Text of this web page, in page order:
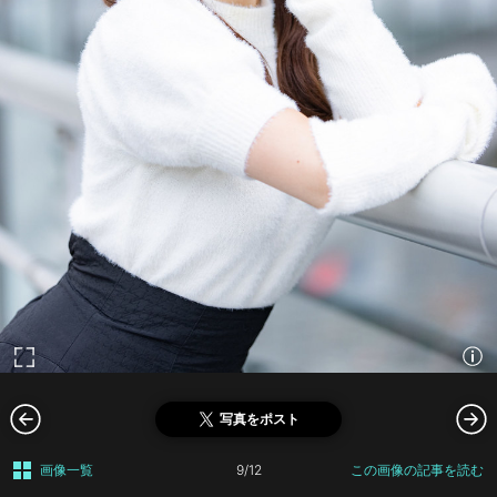
写真をポスト
画像一覧 9/12 この画像の記事を読む